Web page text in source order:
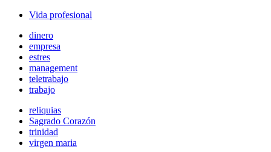
Vida profesional
dinero
empresa
estres
management
teletrabajo
trabajo
reliquias
Sagrado Corazón
trinidad
virgen maria